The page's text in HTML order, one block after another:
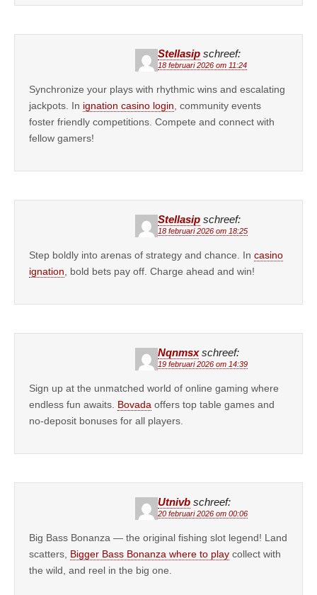
Stellasip schreef:
18 februari 2026 om 11:24
Synchronize your plays with rhythmic wins and escalating
jackpots. In ignation casino login, community events
foster friendly competitions. Compete and connect with
fellow gamers!
Stellasip schreef:
18 februari 2026 om 18:25
Step boldly into arenas of strategy and chance. In casino
ignation, bold bets pay off. Charge ahead and win!
Nqnmsx schreef:
19 februari 2026 om 14:39
Sign up at the unmatched world of online gaming where
endless fun awaits. Bovada offers top table games and
no-deposit bonuses for all players.
Utnivb schreef:
20 februari 2026 om 00:06
Big Bass Bonanza — the original fishing slot legend! Land
scatters, Bigger Bass Bonanza where to play collect with
the wild, and reel in the big one.